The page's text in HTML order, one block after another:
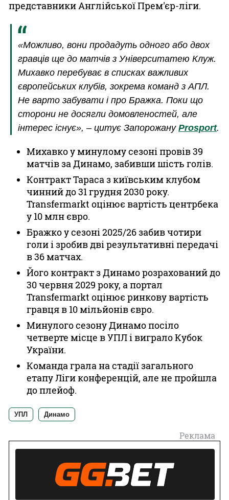
представники Англійської Прем'єр-ліги.
«Можливо, вони продадуть одного або двох
гравців ще до матчів з Університатею Клуж.
Михавко перебуває в списках важливих
європейських клубів, зокрема команд з АПЛ.
Не варто забувати і про Бражка. Поки що
сторони не досягли домовленостей, але
інтерес існує», – цитує Запорожану Prosport.
Михавко у минулому сезоні провів 39
матчів за Динамо, забивши шість голів.
Контракт Тараса з київським клубом
чинний до 31 грудня 2030 року.
Transfermarkt оцінює вартість центрбека
у 10 млн євро.
Бражко у сезоні 2025/26 забив чотири
голи і зробив дві результативні передачі
в 36 матчах.
Його контракт з Динамо розрахований до
30 червня 2029 року, а портал
Transfermarkt оцінює ринкову вартість
гравця в 10 мільйонів євро.
Минулого сезону Динамо посіло
четверте місце в УПЛ і виграло Кубок
України.
Команда грала на стадії загального
етапу Ліги конференцій, але не пройшла
до плейоф.
УПЛ Динамо
Реклама